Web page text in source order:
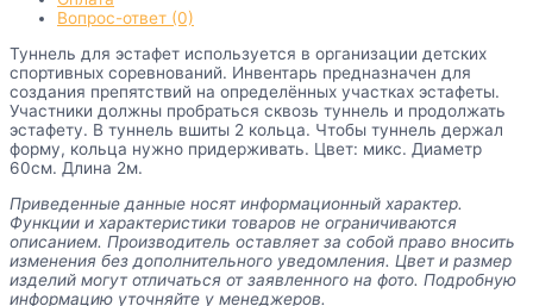
Вопрос-ответ (0)
Туннель для эстафет используется в организации детских
спортивных соревнований. Инвентарь предназначен для
создания препятствий на определённых участках эстафеты.
Участники должны пробраться сквозь туннель и продолжать
эстафету. В туннель вшиты 2 кольца. Чтобы туннель держал
форму, кольца нужно придерживать. Цвет: микс. Диаметр
60см. Длина 2м.
Приведенные данные носят информационный характер.
Функции и характеристики товаров не ограничиваются
описанием. Производитель оставляет за собой право вносить
изменения без дополнительного уведомления. Цвет и размер
изделий могут отличаться от заявленного на фото. Подробную
информацию уточняйте у менеджеров.